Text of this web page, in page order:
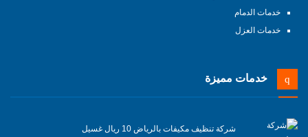
خدمات الدمام
خدمات العزل
خدمات مميزة
شركة تنظيف مكيفات بالرياض 10 ريال غسيل